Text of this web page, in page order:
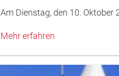
Am Dienstag, den 10.
Mehr erfahren